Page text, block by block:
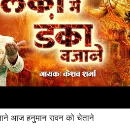
आज हनुमान रावन को चेताने